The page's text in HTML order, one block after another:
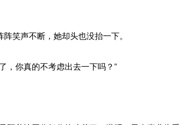
笑声不断，她却头也没抬一下。
，你真的不考虑出去一下吗？”